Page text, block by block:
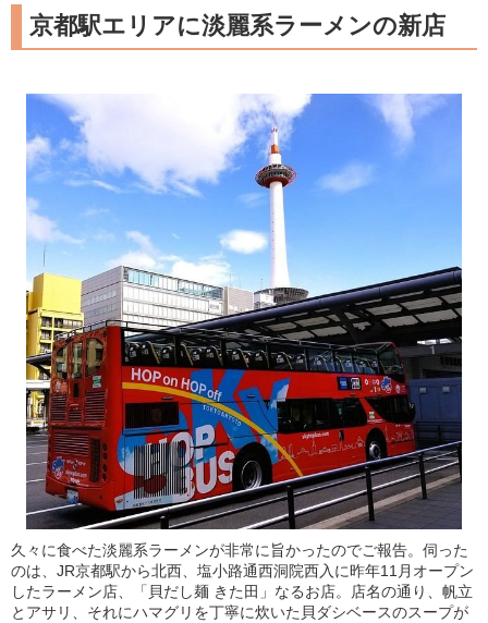
京都駅エリアに淡麗系ラーメンの新店
久々に食べた淡麗系ラーメンが非常に旨かったのでご報告。伺った
のは、JR京都駅から北西、塩小路通西洞院西入に昨年11月オープン
したラーメン店、「貝だし麺 きた田」なるお店。店名の通り、帆立
とアサリ、それにハマグリを丁寧に炊いた貝ダシベースのスープが